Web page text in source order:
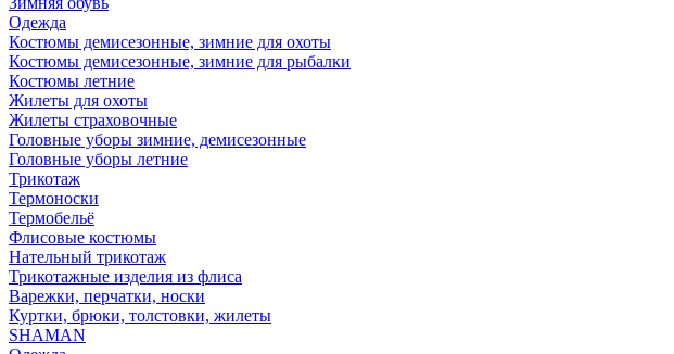
Одежда
Костюмы демисезонные, зимние для охоты
Костюмы демисезонные, зимние для рыбалки
Костюмы летние
Жилеты для охоты
Жилеты страховочные
Головные уборы зимние, демисезонные
Головные уборы летние
Трикотаж
Термоноски
Термобельё
Флисовые костюмы
Нательный трикотаж
Трикотажные изделия из флиса
Варежки, перчатки, носки
Куртки, брюки, толстовки, жилеты
SHAMAN